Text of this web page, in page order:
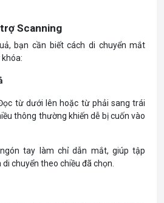
Scanning
bạn cần biết cách di chuyển mắt
từ dưới lên hoặc từ phải sang trái
thông thường khiến dễ bị cuốn vào
tay làm chỉ dẫn mắt, giúp tập
chuyển theo chiều đã chọn.